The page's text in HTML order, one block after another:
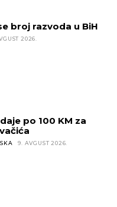
broj razvoda u BiH
2026.
po 100 KM za
9. AVGUST 2026.